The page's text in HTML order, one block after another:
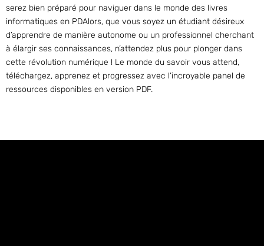
serez bien préparé pour naviguer dans le monde des livres
informatiques en PDAlors, que vous soyez un étudiant désireux
d’apprendre de manière autonome ou un professionnel cherchant
à élargir ses connaissances, n’attendez plus pour plonger dans
cette révolution numérique ! Le monde du savoir vous attend,
téléchargez, apprenez et progressez avec l’incroyable panel de
ressources disponibles en version PDF.